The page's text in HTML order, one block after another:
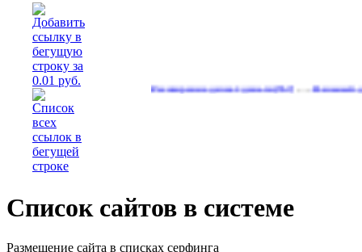
Расширение делает деньги(557)…Реальный денежный
Список сайтов в системе
Размещение сайта в списках серфинга